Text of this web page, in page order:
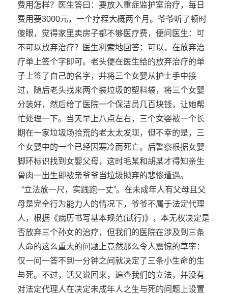
费用怎样？医生答曰：要放入重症监护室治疗，每日
费用要3000元，一个疗程大概两个月。爷爷听了顿时
傻眼，觉得家里卖房子都不够医疗费，便问医生：可
不可以放弃治疗？医生利索地回答：可以，在放弃治
疗单上签个字即可。老头便在医生给的放弃治疗的单
子上签了自己的名字，并将三个女婴从护士手中接
过，随后老头找来两个装垃圾的塑料袋，将三个女婴
分装好，然后给了医院一个保洁员几百块钱，让她帮
忙处理一下。当天早上八点左右，三个女婴被一个长
期在一家垃圾场拾荒的老太太发现，但不幸的是，三
个女婴中的一个已经因寒冷而死亡。后警察根据女婴
脚环标识找到女婴父母，这时毛某和胡某才得知亲生
骨肉一出生即被亲爷爷当垃圾抛弃的悲惨遭遇。
“立法放一尺，实践跑一丈”。在未成年人有父母且父
母是完全行为能力人的情况下，爷爷不属于法定代理
人，根据《病历书写基本规范(试行)》，本无权决定是
否放弃三个孙女的治疗，但我们的医院在涉及到三条
人命的这么重大的问题上竟然那么令人震惊的草率：
仅一问一答不到一分钟之间就决定了三条小生命的生
与死。不过，话又说回来，遍查我们的立法，并没有
对法定代理人在决定未成年人之生与死的问题上设置